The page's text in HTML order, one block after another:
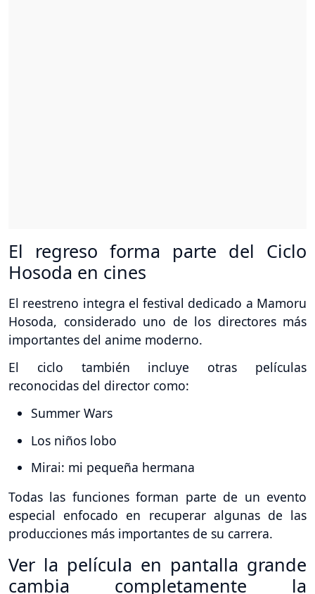
El regreso forma parte del Ciclo
Hosoda en cines
El reestreno integra el festival dedicado a Mamoru
Hosoda, considerado uno de los directores más
importantes del anime moderno.
El ciclo también incluye otras películas
reconocidas del director como:
Summer Wars
Los niños lobo
Mirai: mi pequeña hermana
Todas las funciones forman parte de un evento
especial enfocado en recuperar algunas de las
producciones más importantes de su carrera.
Ver la película en pantalla grande
cambia completamente la